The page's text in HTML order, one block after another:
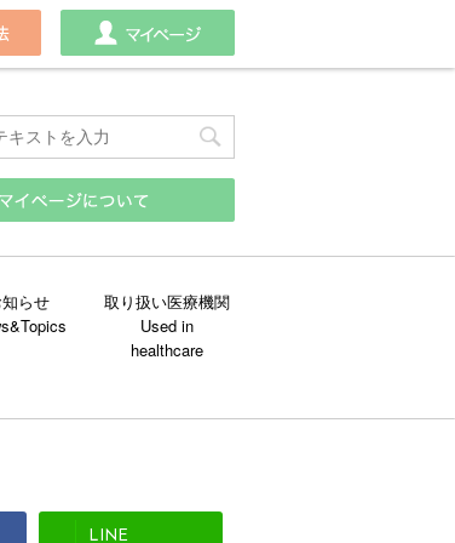
ご購入方法 マイページ
らせ 取り扱い医療機関
LINE